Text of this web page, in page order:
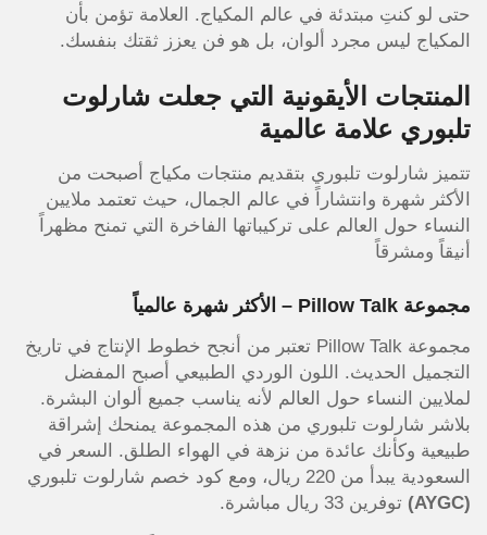
حتى لو كنتِ مبتدئة في عالم المكياج. العلامة تؤمن بأن
المكياج ليس مجرد ألوان، بل هو فن يعزز ثقتك بنفسك.
المنتجات الأيقونية التي جعلت شارلوت
تلبوري علامة عالمية
تتميز شارلوت تلبوري بتقديم منتجات مكياج أصبحت من
الأكثر شهرة وانتشاراً في عالم الجمال، حيث تعتمد ملايين
النساء حول العالم على تركيباتها الفاخرة التي تمنح مظهراً
أنيقاً ومشرقاً
مجموعة Pillow Talk – الأكثر شهرة عالمياً
مجموعة Pillow Talk تعتبر من أنجح خطوط الإنتاج في تاريخ
التجميل الحديث. اللون الوردي الطبيعي أصبح المفضل
لملايين النساء حول العالم لأنه يناسب جميع ألوان البشرة.
بلاشر شارلوت تلبوري من هذه المجموعة يمنحك إشراقة
طبيعية وكأنك عائدة من نزهة في الهواء الطلق. السعر في
السعودية يبدأ من 220 ريال، ومع كود خصم شارلوت تلبوري
(AYGC)
توفرين 33 ريال مباشرة.